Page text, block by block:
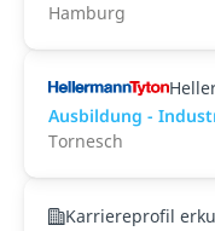
Hamburg
Ausbildung -
Tornesch
Karriereprofil